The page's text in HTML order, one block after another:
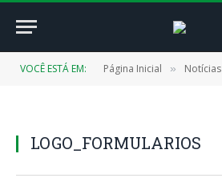
VOCÊ ESTÁ EM: Página Inicial » Notícias
LOGO_FORMULARIOS